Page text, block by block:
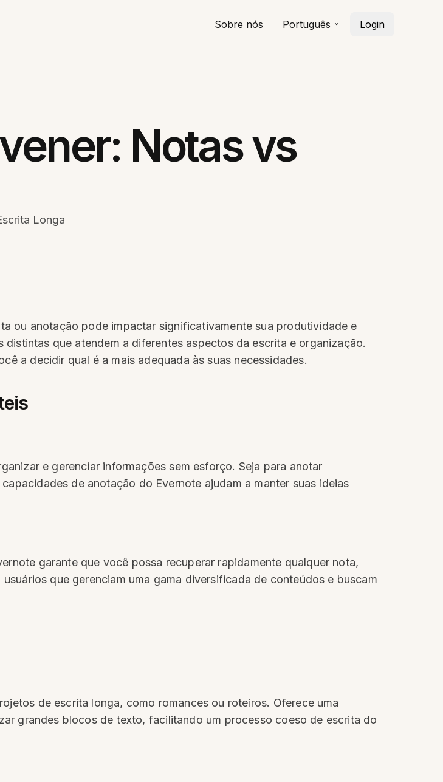
Sobre nós Português Login
Notas vs
Longa
ou anotação pode impactar significativamente sua produtividade e
que atendem a diferentes aspectos da escrita e organização.
a decidir qual é a mais adequada às suas necessidades.
e gerenciar informações sem esforço. Seja para anotar
de anotação do Evernote ajudam a manter suas ideias
garante que você possa recuperar rapidamente qualquer nota,
que gerenciam uma gama diversificada de conteúdos e buscam
de escrita longa, como romances ou roteiros. Oferece uma
grandes blocos de texto, facilitando um processo coeso de escrita do